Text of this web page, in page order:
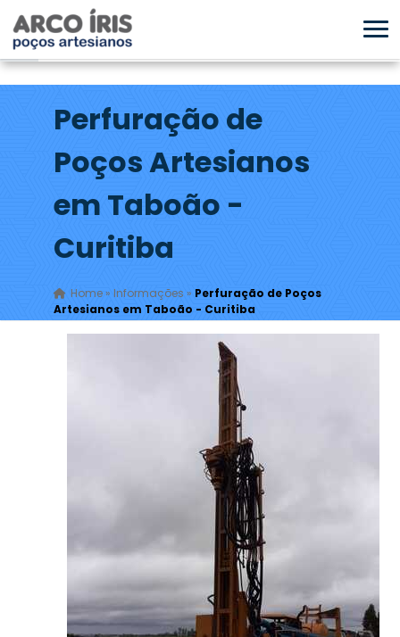
Perfuração de
Poços Artesianos
em Taboão -
Curitiba
Home» Informações » Perfuração de Poços
Artesianos em Taboão - Curitiba